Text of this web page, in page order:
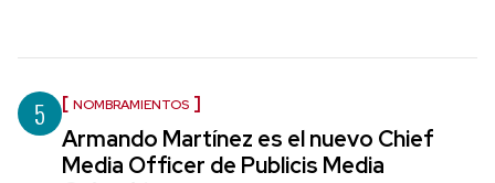
5 NOMBRAMIENTOS
Armando Martínez es el nuevo Chief
Media Officer de Publicis Media